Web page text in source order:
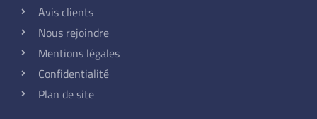
Avis clients
Nous rejoindre
Mentions légales
Confidentialité
Plan de site